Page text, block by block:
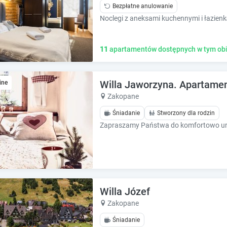
k
k
e
t
o
h
e
k
y
b
a
r
d
s
k
k
t
t
t
h
e
r
d
s
Bezpłatne anulowanie
11 apartamentów dostępnych w tym
Willa Jaworzyna.
Zakopane
Śniadanie Stworzony dla rodzin
Willa Józef
Zakopane
Śniadanie